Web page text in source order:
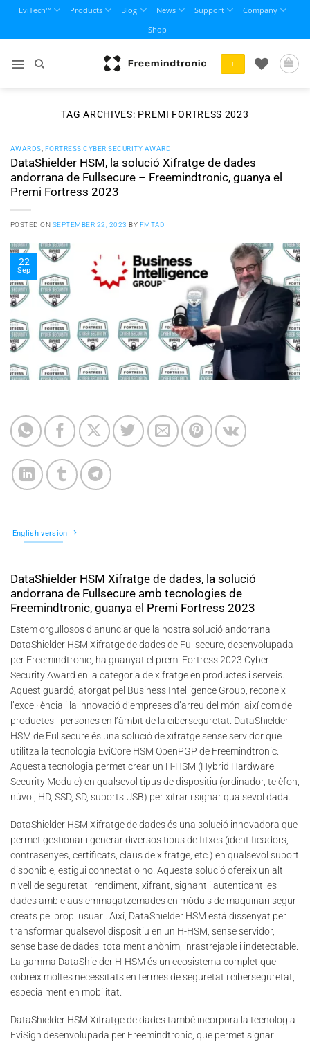
content
EviTech™ Products Blog News Support
Company
Shop
+
TAG ARCHIVES: PREMI FORTRESS 2023
AWARDS FORTRESS CYBER SECURITY AWARD
DataShielder HSM, la solució Xifratge de dades
andorrana de Fullsecure – Freemindtronic, guanya el
Premi Fortress 2023
POSTED ON SEPTEMBER 22, 2023 BY FMTAD
22
Sep
English version
DataShielder HSM Xifratge de dades, la solució
andorrana de Fullsecure amb tecnologies de
Freemindtronic, guanya el Premi Fortress 2023
Estem orgullosos d’anunciar que la nostra solució andorrana
DataShielder HSM Xifratge de dades de Fullsecure, desenvolupada
per Freemindtronic, ha guanyat el premi Fortress 2023 Cyber
Security Award en la categoria de xifratge en productes i serveis.
Aquest guardó, atorgat pel Business Intelligence Group, reconeix
l’excel·lència i la innovació d’empreses d’arreu del món, així com de
productes i persones en l’àmbit de la ciberseguretat. DataShielder
HSM de Fullsecure és una solució de xifratge sense servidor que
utilitza la tecnologia EviCore HSM OpenPGP de Freemindtronic.
Aquesta tecnologia permet crear un H-HSM (Hybrid Hardware
Security Module) en qualsevol tipus de dispositiu (ordinador, telèfon,
núvol, HD, SSD, SD, suports USB) per xifrar i signar qualsevol dada.
DataShielder HSM Xifratge de dades és una solució innovadora que
permet gestionar i generar diversos tipus de fitxes (identificadors,
contrasenyes, certificats, claus de xifratge, etc.) en qualsevol suport
disponible, estigui connectat o no. Aquesta solució ofereix un alt
nivell de seguretat i rendiment, xifrant, signant i autenticant les
dades amb claus emmagatzemades en mòduls de maquinari segur
creats pel propi usuari. Així, DataShielder HSM està dissenyat per
transformar qualsevol dispositiu en un H-HSM, sense servidor,
sense base de dades, totalment anònim, inrastrejable i indetectable.
La gamma DataShielder H-HSM és un ecosistema complet que
cobreix moltes necessitats en termes de seguretat i ciberseguretat,
especialment en mobilitat.
DataShielder HSM Xifratge de dades també incorpora la tecnologia
EviSign desenvolupada per Freemindtronic, que permet signar